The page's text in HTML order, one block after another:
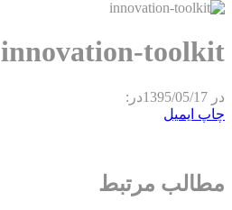
innovation-toolkit
در 1395/05/17در:
چاپ ایمیل
مطالب مرتبط